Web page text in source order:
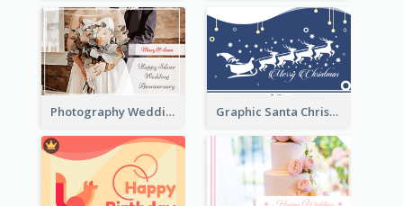
Photography Wedding Anniversary Card With Drawing Effect Graphic Santa Christmas Card With Decorations